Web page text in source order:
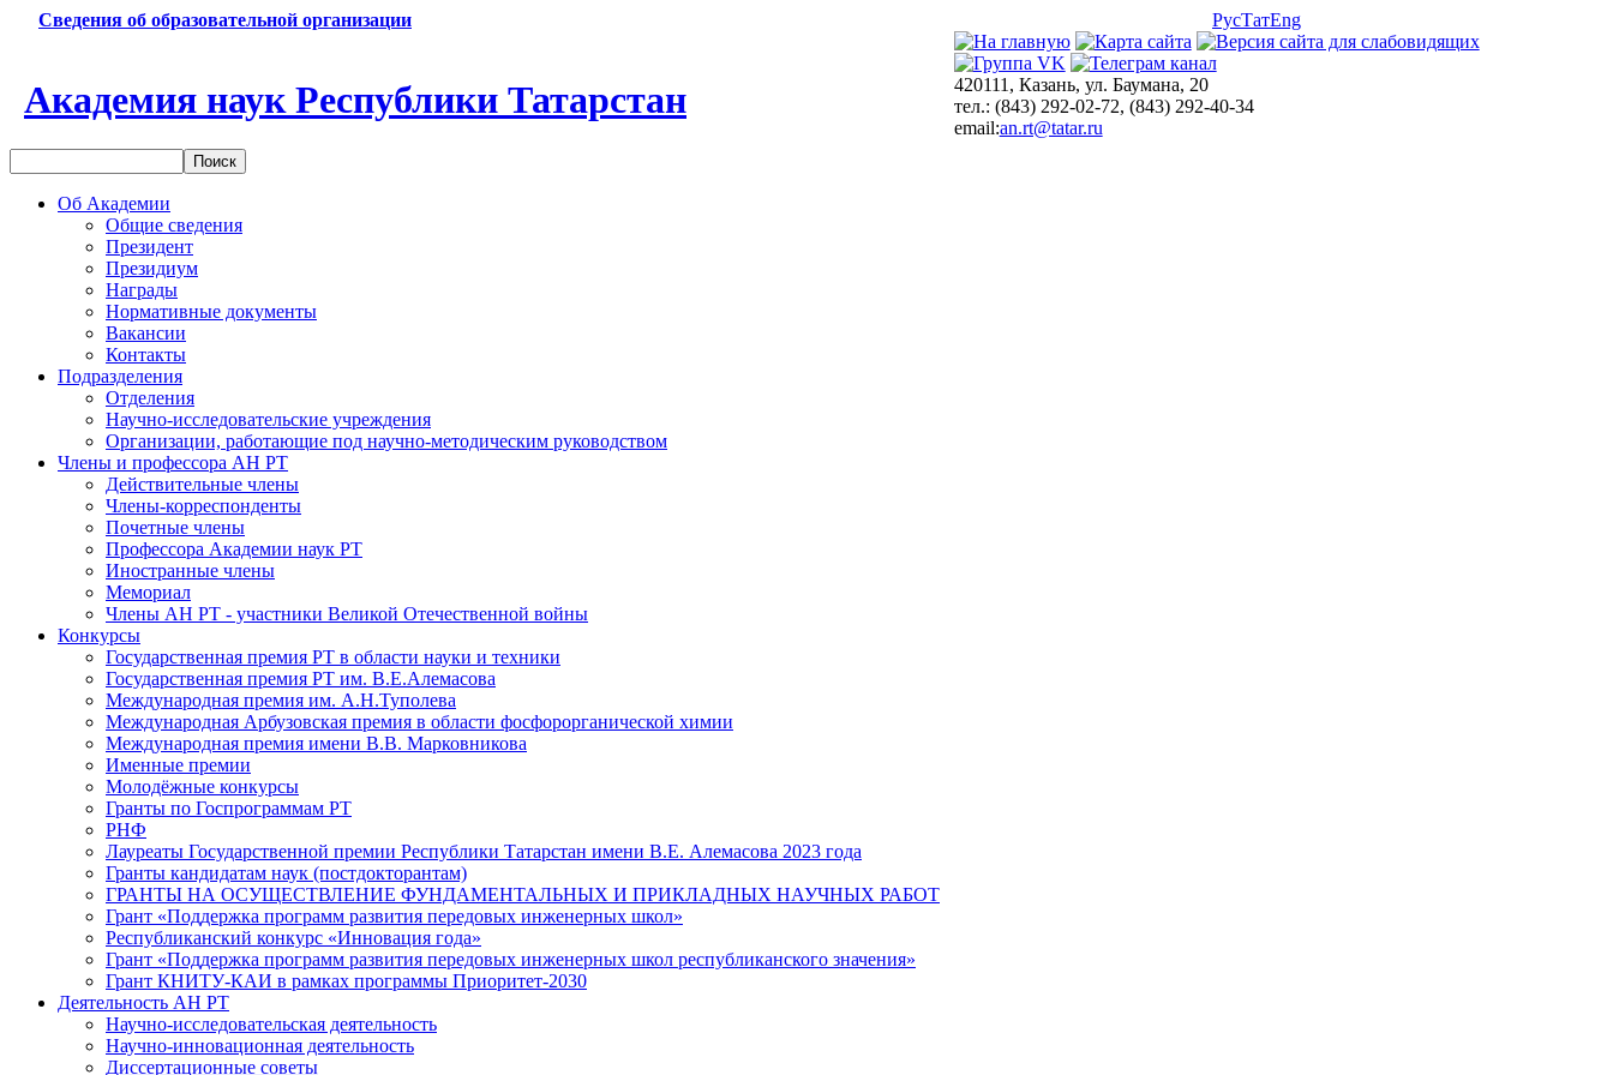
Сведения об образовательной организации РусТатEng
Академия наук Республики Татарстан
420111, Казань, ул. Баумана, 20
тел.: (843) 292-02-72, (843) 292-40-34
email:an.rt@tatar.ru
Об Академии
Общие сведения
Президент
Президиум
Награды
Нормативные документы
Вакансии
Контакты
Подразделения
Отделения
Научно-исследовательские учреждения
Организации, работающие под научно-методическим руководством
Члены и профессора АН РТ
Действительные члены
Члены-корреспонденты
Почетные члены
Профессора Академии наук РТ
Иностранные члены
Мемориал
Члены АН РТ - участники Великой Отечественной войны
Конкурсы
Государственная премия РТ в области науки и техники
Государственная премия РТ им. В.Е.Алемасова
Международная премия им. А.Н.Туполева
Международная Арбузовская премия в области фосфорорганической химии
Международная премия имени В.В. Марковникова
Именные премии
Молодёжные конкурсы
Гранты по Госпрограммам РТ
РНФ
Лауреаты Государственной премии Республики Татарстан имени В.Е. Алемасова 2023 года
Гранты кандидатам наук (постдокторантам)
ГРАНТЫ НА ОСУЩЕСТВЛЕНИЕ ФУНДАМЕНТАЛЬНЫХ И ПРИКЛАДНЫХ НАУЧНЫХ РАБОТ
Грант «Поддержка программ развития передовых инженерных школ»
Республиканский конкурс «Инновация года»
Грант «Поддержка программ развития передовых инженерных школ республиканского значения»
Грант КНИТУ-КАИ в рамках программы Приоритет-2030
Деятельность АН РТ
Научно-исследовательская деятельность
Научно-инновационная деятельность
Диссертационные советы